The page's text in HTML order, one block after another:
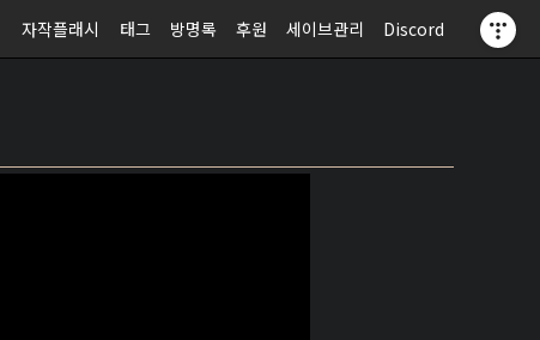
자작플래시 태그 방명록 후원 세이브관리 Discord